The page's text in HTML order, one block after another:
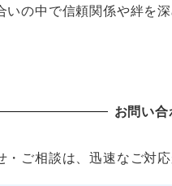
いの中で信頼関係や絆を
お問い
・ご相談は、迅速なご対